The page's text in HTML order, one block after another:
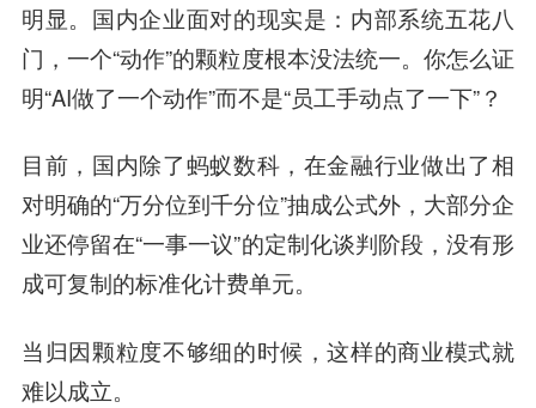
明显。国内企业面对的现实是：内部系统五花八
门，一个“动作”的颗粒度根本没法统一。你怎么证
明“AI做了一个动作”而不是“员工手动点了一下”？
目前，国内除了蚂蚁数科，在金融行业做出了相
对明确的“万分位到千分位”抽成公式外，大部分企
业还停留在“一事一议”的定制化谈判阶段，没有形
成可复制的标准化计费单元。
当归因颗粒度不够细的时候，这样的商业模式就
难以成立。